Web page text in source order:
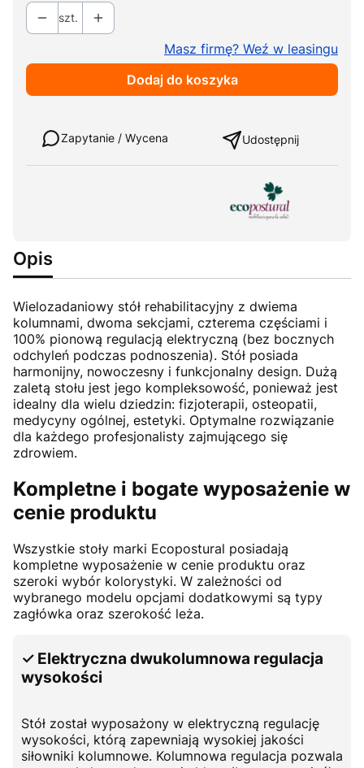
szt.
Masz firmę? Weź w leasingu
Dodaj do koszyka
Zapytanie / Wycena Udostępnij
Opis
Wielozadaniowy stół rehabilitacyjny z dwiema
kolumnami, dwoma sekcjami, czterema częściami i
100% pionową regulacją elektryczną (bez bocznych
odchyleń podczas podnoszenia). Stół posiada
harmonijny, nowoczesny i funkcjonalny design. Dużą
zaletą stołu jest jego kompleksowość, ponieważ jest
idealny dla wielu dziedzin: fizjoterapii, osteopatii,
medycyny ogólnej, estetyki. Optymalne rozwiązanie
dla każdego profesjonalisty zajmującego się
zdrowiem.
Kompletne i bogate wyposażenie w
cenie produktu
Wszystkie stoły marki Ecopostural posiadają
kompletne wyposażenie w cenie produktu oraz
szeroki wybór kolorystyki. W zależności od
wybranego modelu opcjami dodatkowymi są typy
zagłówka oraz szerokość leża.
✓ Elektryczna dwukolumnowa regulacja
wysokości
Stół został wyposażony w elektryczną regulację
wysokości, którą zapewniają wysokiej jakości
siłowniki kolumnowe. Kolumnowa regulacja pozwala